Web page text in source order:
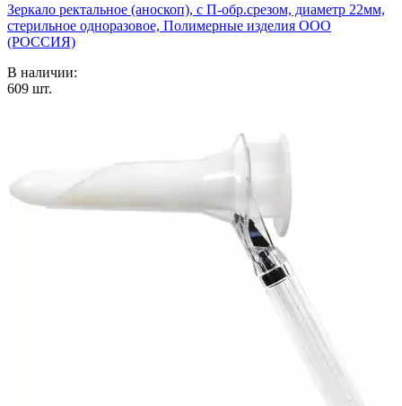
Зеркало ректальное (аноскоп), с П-обр.срезом, диаметр 22мм,
стерильное одноразовое, Полимерные изделия OOO
(РОССИЯ)
В наличии:
609 шт.